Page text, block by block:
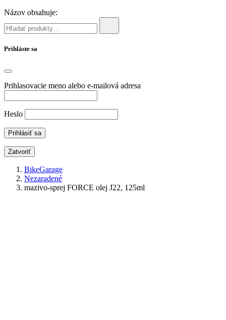
Názov obsahuje:
Prihláste sa
Prihlasovacie meno alebo e-mailová adresa
Heslo
Zatvoriť
BikeGarage
Nezaradené
mazivo-sprej FORCE olej J22, 125ml